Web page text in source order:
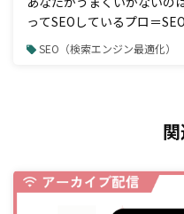
ってSEOしているプロ＝
SEO（検索エンジン最適化）